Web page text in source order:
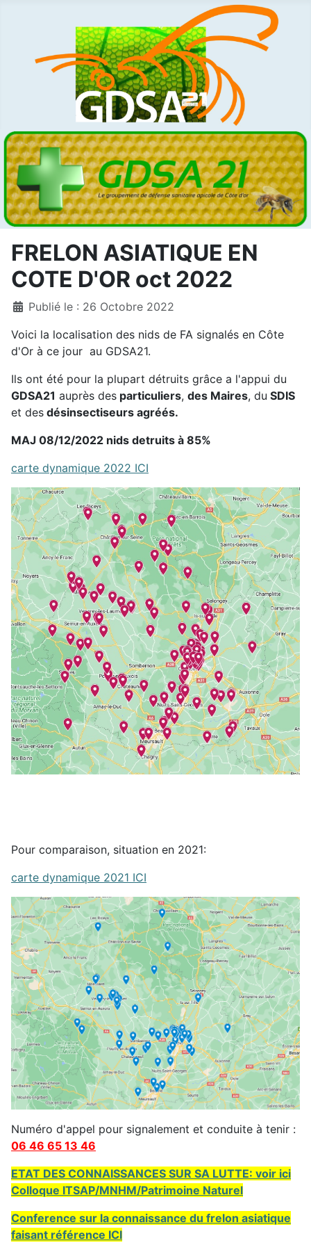
FRELON ASIATIQUE EN
COTE D'OR oct 2022
DétailsPublié le : 26 Octobre 2022
Voici la localisation des nids de FA signalés en Côte
d'Or à ce jour au GDSA21.
Ils ont été pour la plupart détruits grâce a l'appui du
GDSA21 auprès des particuliers, des Maires, du SDIS
et des désinsectiseurs agréés.
MAJ 08/12/2022 nids detruits à 85%
carte dynamique 2022 ICI
Pour comparaison, situation en 2021:
carte dynamique 2021 ICI
Numéro d'appel pour signalement et conduite à tenir :
06 46 65 13 46
ETAT DES CONNAISSANCES SUR SA LUTTE: voir ici
Colloque ITSAP/MNHM/Patrimoine Naturel
Conference sur la connaissance du frelon asiatique
faisant référence ICI